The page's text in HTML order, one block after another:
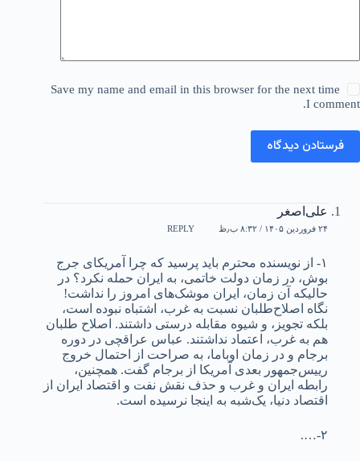
Save my name and email in this browser for the next time
I comment.
فرستادن دیدگاه
علی‌اصغر
۲۴ فروردین ۱۴۰۵ / ۸:۳۲ ب٫ظ REPLY
۱- از نویسنده محترم باید پرسید که چرا آمریکای جرج
بوش، در زمان دولت خاتمی، به ایران حمله نکرد؟ در
حالیکه آن‌ زمان، ایران موشک‌های امروز را نداشت!
نگاه اصلاح‌طلبان نسبت به غرب، اشتباه نبوده است،
بلکه تجویز، و شیوه مقابله درستی داشتند‌. اصلاح طلبان
هم به غرب، اعتماد نداشتند. عباس عراقچی در دوره
برجام و در زمان اوباما، به صراحت از احتمال خروج
رییس‌جمهور بعدی آمریکا از برجام گفت. همچنین،
رابطه ایران و غرب و حذف نقش نفت و اقتصاد ایران از
اقتصاد دنیا، یک‌شبه به اینجا نرسیده است.
۲-….